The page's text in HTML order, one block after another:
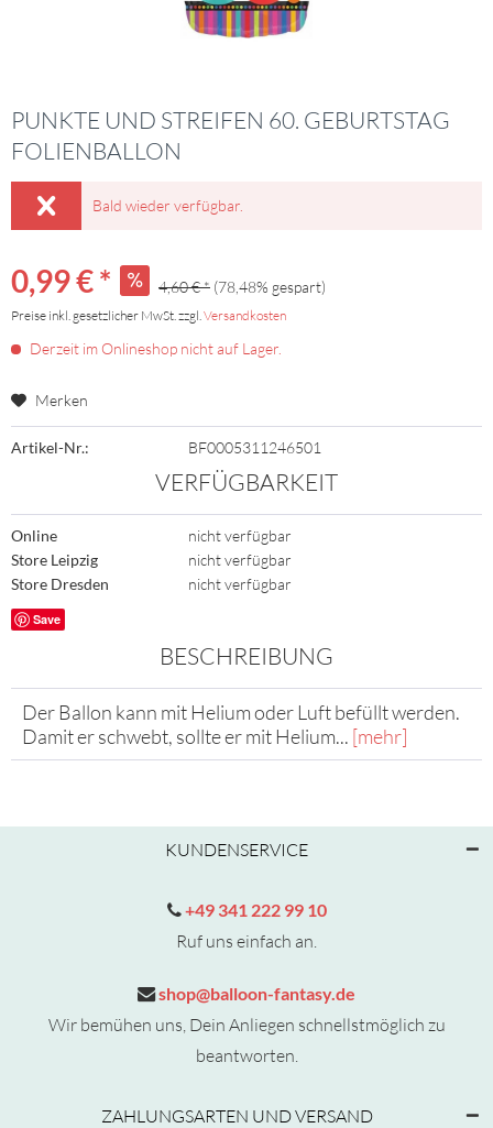
PUNKTE UND STREIFEN 60. GEBURTSTAG
FOLIENBALLON
Bald wieder verfügbar.
0,99 € * 4,60 € * (78,48% gespart)
Preise inkl. gesetzlicher MwSt. zzgl.Versandkosten
Derzeit im Onlineshop nicht auf Lager.
Merken
Artikel-Nr.: BF0005311246501
VERFÜGBARKEIT
Online
nicht verfügbar
Store Leipzig
nicht verfügbar
Store Dresden
nicht verfügbar
Save
BESCHREIBUNG
Der Ballon kann mit Helium oder Luft befüllt werden.
Damit er schwebt, sollte er mit Helium... [mehr]
KUNDENSERVICE
+49 341 222 99 10
Ruf uns einfach an.
shop@balloon-fantasy.de
Wir bemühen uns, Dein Anliegen schnellstmöglich zu
beantworten.
ZAHLUNGSARTEN UND VERSAND